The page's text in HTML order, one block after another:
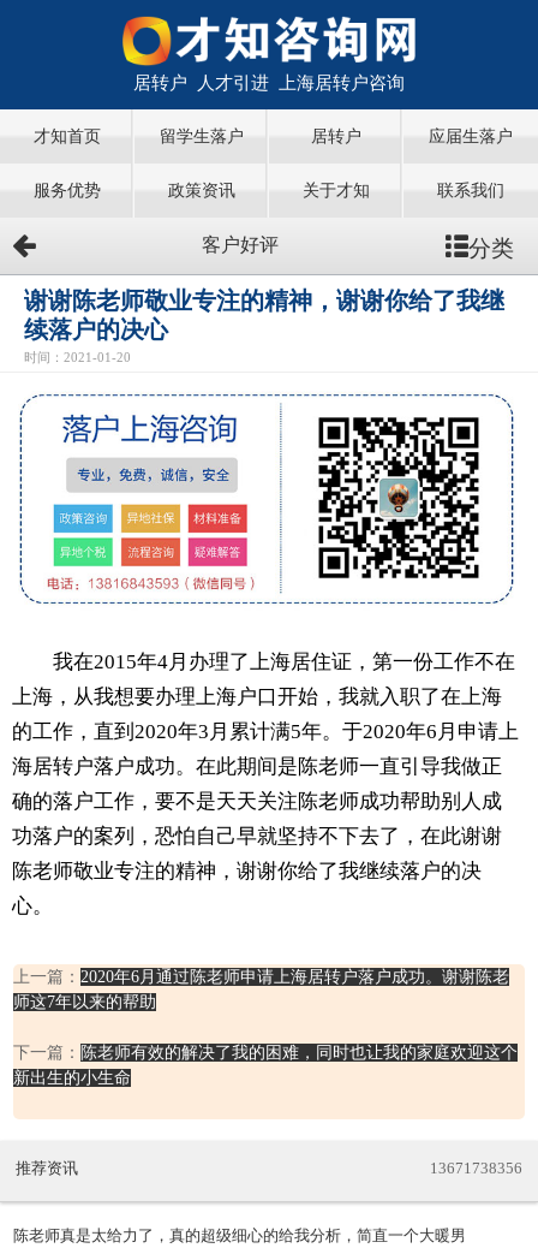
居转户 人才引进 上海居转户咨询
才知首页 留学生落户 居转户 应届生落户
服务优势 政策资讯 关于才知 联系我们
客户好评 分类
谢谢陈老师敬业专注的精神，谢谢你给了我继
续落户的决心
时间：2021-01-20
我在2015年4月办理了上海居住证，第一份工作不在
上海，从我想要办理上海户口开始，我就入职了在上海
的工作，直到2020年3月累计满5年。于2020年6月申请上
海居转户落户成功。在此期间是陈老师一直引导我做正
确的落户工作，要不是天天关注陈老师成功帮助别人成
功落户的案列，恐怕自己早就坚持不下去了，在此谢谢
陈老师敬业专注的精神，谢谢你给了我继续落户的决
心。
上一篇： 2020年6月通过陈老师申请上海居转户落户成功。谢谢陈老
师这7年以来的帮助
下一篇： 陈老师有效的解决了我的困难，同时也让我的家庭欢迎这个
新出生的小生命
推荐资讯 13671738356
陈老师真是太给力了，真的超级细心的给我分析，简直一个大暖男